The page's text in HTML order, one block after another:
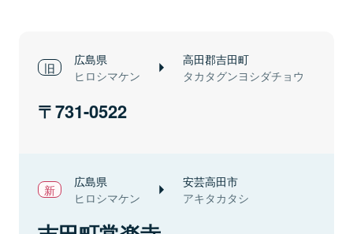
広島県
ヒロシマケン
高田郡吉田町
タカタグンヨシダチョウ
731-0522
広島県
ヒロシマケン
安芸高田市
アキタカタシ